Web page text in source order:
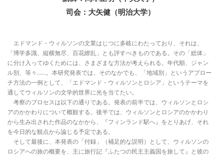
司会：大矢健（明治大学）
エドマンド・ウィルソンの文業はじつに多岐にわたっており、それは、
「博学多識、縦横無尽、百花繚乱」とも評すべきものである。その「総体」
に分け入ってゆくためには、さまざまな方法が考えられる。年代順、ジャン
ル別、等々……。本研究発表では、そのなかでも、「地域別」というアプロー
チ方法の一例として、「エドマンド・ウィルソンとロシア」というテーマを
通してウィルソンの文学的世界に光を当てたい。
考察のプロセスは以下の通りである。発表の前半では、ウィルソンとロシ
アのかかわりについて概観する。後半では、ウィルソンとロシアのかかわり
から生み出された作品のなかから、『フィンランド駅へ』をとりあげ、それ
を今日的な観点から論じる予定である。
そして最後に、本発表の「付録」（補足的な説明）として、ウィルソンの
ロシアへの旅の概要を、主に旅行記『ふたつの民主主義国を旅して』と彼の